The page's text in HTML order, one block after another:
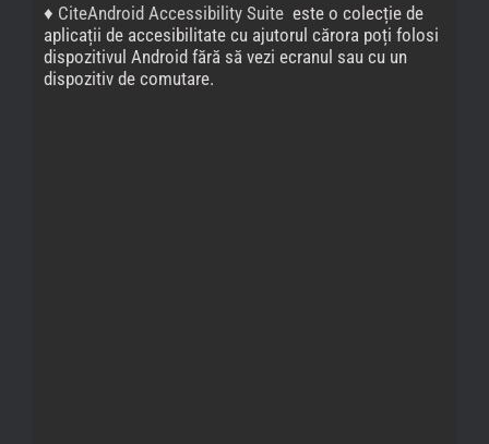
♦ CiteAndroid Accessibility Suite este o colecție de
aplicații de accesibilitate cu ajutorul cărora poți folosi
dispozitivul Android fără să vezi ecranul sau cu un
dispozitiv de comutare.